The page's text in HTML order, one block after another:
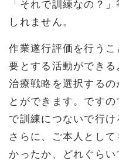
「それで訓練なの？
しれません。
作業遂行評価を行う
要とする活動ができ
治療戦略を選択する
とができます。です
で訓練につないで行け
さらに、ご本人とし
かったか、どれぐら